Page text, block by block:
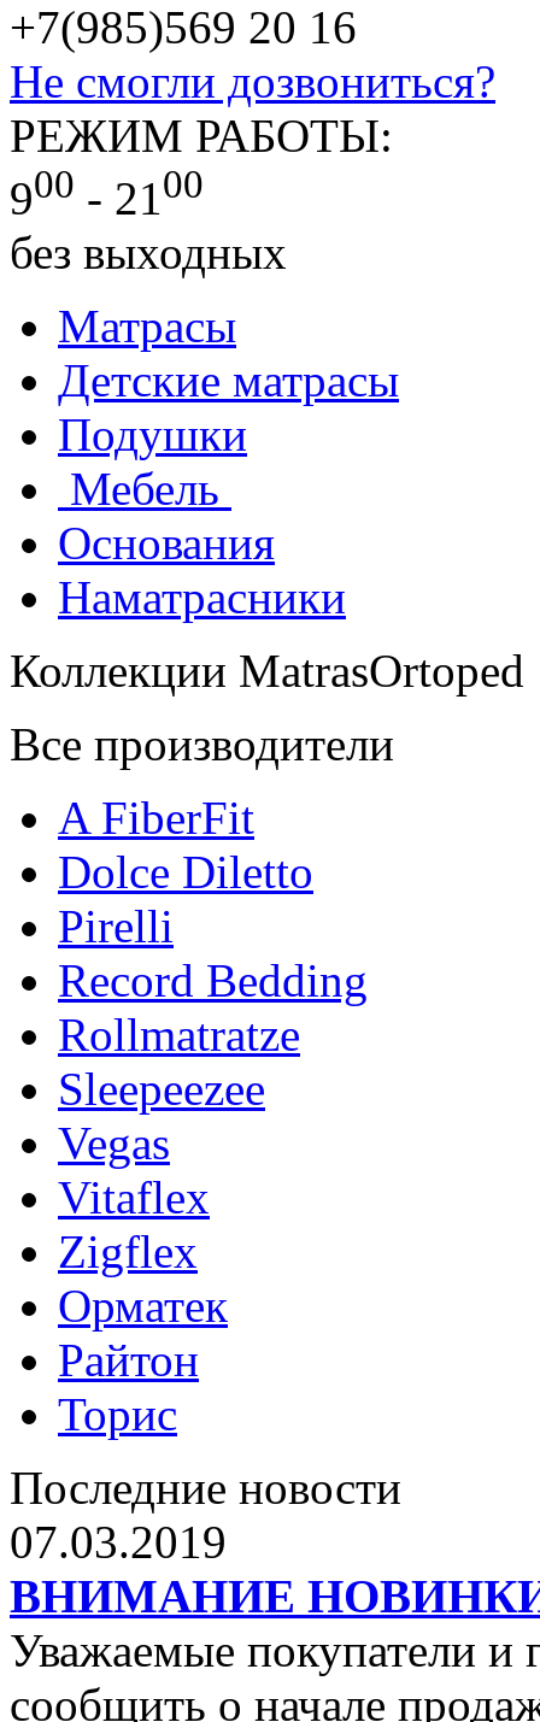
+7(985)569 20 16
Не смогли дозвониться?
РЕЖИМ РАБОТЫ:
900 - 2100
без выходных
Матрасы
Детские матрасы
Подушки
Мебель
Основания
Наматрасники
Коллекции MatrasOrtoped
Все производители
A FiberFit
Dolce Diletto
Pirelli
Record Bedding
Rollmatratze
Sleepeezee
Vegas
Vitaflex
Zigflex
Орматек
Райтон
Торис
Последние новости
07.03.2019
ВНИМАНИЕ НОВИНКИ
Уважаемые покупатели
сообщить о начале